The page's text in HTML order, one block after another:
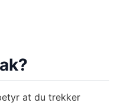
at du trekker